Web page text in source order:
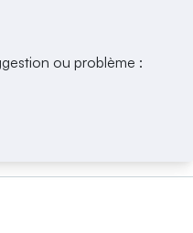
ou problème :